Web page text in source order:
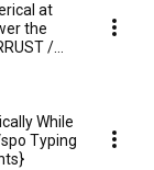
at
the
/
While
Typing